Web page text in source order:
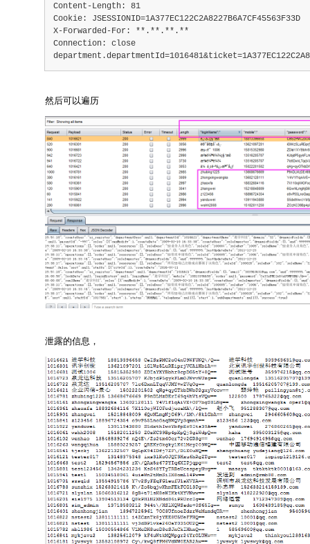
Content-Length: 81
Cookie: JSESSIONID=1A377EC122C2A8227B6A7CF45563F33D
X-Forwarded-For: **.**.**.**
Connection: close
然后可以遍历
泄露的信息，